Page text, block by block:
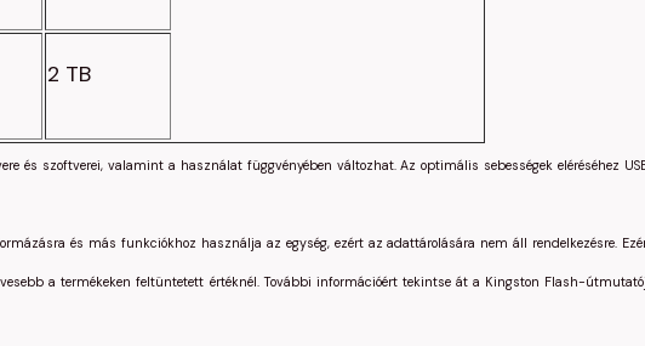
2 TB
és szoftverei, valamint a használat függvényében változhat. Az optimális sebességek eléréséhez
és más funkciókhoz használja az egység, ezért az adattárolására nem áll rendelkezésre.
a termékeken feltüntetett értéknél. További információért tekintse át a Kingston Flash-